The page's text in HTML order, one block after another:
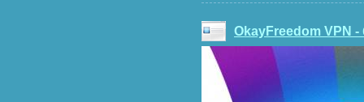
OkayFreedom VPN